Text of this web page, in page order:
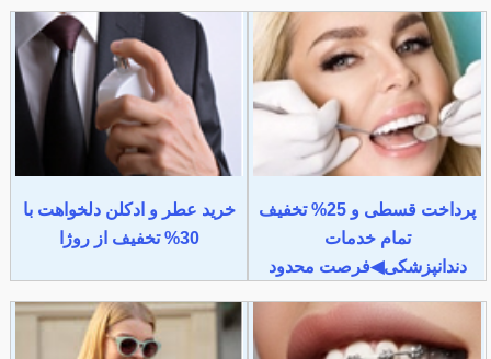
پرداخت قسطی و 25% تخفیف
تمام خدمات
دندانپزشکی◀فرصت محدود
خرید عطر و ادکلن دلخواهت با
30% تخفیف از روژا